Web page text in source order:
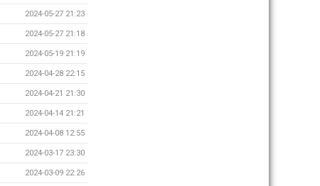
2024-05-27 21:23
2024-05-27 21:18
2024-05-19 21:19
2024-04-28 22:15
2024-04-21 21:30
2024-04-14 21:21
2024-04-08 12:55
2024-03-17 23:30
2024-03-09 22:26